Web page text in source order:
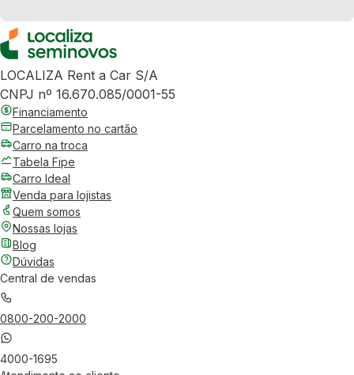
LOCALIZA Rent a Car S/A
CNPJ nº 16.670.085/0001-55
Financiamento
Parcelamento no cartão
Carro na troca
Tabela Fipe
Carro Ideal
Venda para lojistas
Quem somos
Nossas lojas
Blog
Dúvidas
Central de vendas
0800-200-2000
4000-1695